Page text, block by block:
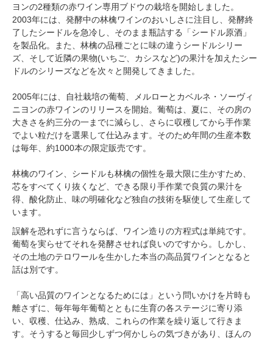
ヨンの2種類の赤ワイン専用ブドウの栽培を開始しました。
2003年には、発酵中の林檎ワインのおいしさに注目し、発酵終
了したシードルを急冷し、そのまま瓶詰する「シードル原酒」
を製品化。また、林檎の品種ごとに味の違うシードルシリー
ズ、そして近隣の果物(いちご、カシスなど)の果汁を加えたシー
ドルのシリーズなどを次々と開発してきました。
2005年には、自社栽培の葡萄、メルローとカベルネ・ソーヴィ
ニヨンの赤ワインのリリースを開始。葡萄は、夏に、その房の
大きさを約三分の一までに減らし、さらに収穫してから手作業
でよい粒だけを選果して仕込みます。そのため年間の生産本数
は毎年、約1000本の限定販売です。
林檎のワイン、シードルも林檎の個性を最大限に生かすため、
芯をすべてくり抜くなど、できる限り手作業で良質の果汁を
得、酸化防止、味の明確化など独自の技術を駆使して生産して
います。
誤解を恐れずに言うならば、ワイン造りの方程式は単純です。
葡萄を実らせてそれを発酵させれば良いのですから。しかし、
その土地のテロワールを生かした本当の高品質ワインとなると
話は別です。
「高い品質のワインとなるためには」という問いかけを片時も
離さずに、毎年毎年葡萄とともに生育の各ステージに寄り添
い、収穫、仕込み、熟成、これらの作業を繰り返して行きま
す。そうすると毎回少しずつ何かしらの気づきがあり、ほんの